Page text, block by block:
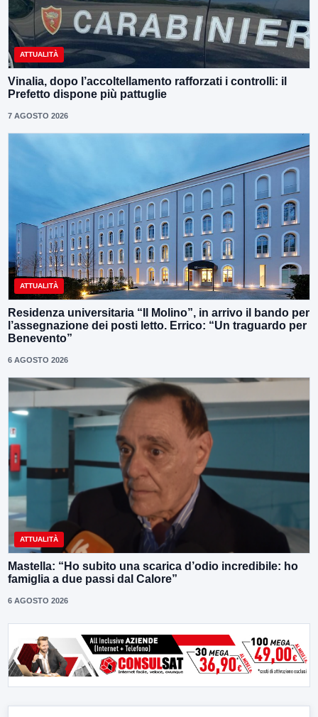
ATTUALITÀ
Vinalia, dopo l’accoltellamento rafforzati i controlli: il
Prefetto dispone più pattuglie
7 AGOSTO 2026
ATTUALITÀ
Residenza universitaria “Il Molino”, in arrivo il bando per
l’assegnazione dei posti letto. Errico: “Un traguardo per
Benevento”
6 AGOSTO 2026
ATTUALITÀ
Mastella: “Ho subito una scarica d’odio incredibile: ho
famiglia a due passi dal Calore”
6 AGOSTO 2026